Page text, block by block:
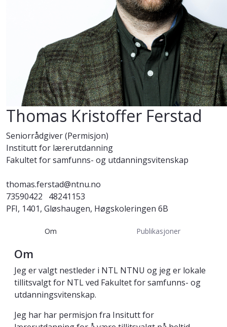
Thomas Kristoffer Ferstad
Seniorrådgiver (Permisjon)
Institutt for lærerutdanning
Fakultet for samfunns- og utdanningsvitenskap
thomas.ferstad@ntnu.no
73590422
48241153
PFI, 1401, Gløshaugen, Høgskoleringen 6B
Om Publikasjoner
Om
Jeg er valgt nestleder i NTL NTNU og jeg er lokale
tillitsvalgt for NTL ved Fakultet for samfunns- og
utdanningsvitenskap.
Jeg har har permisjon fra Insitutt for